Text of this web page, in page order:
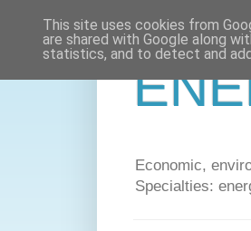
Economic,
Specialties:
This site uses cookies from
are shared with Google along
statistics, and to detect and